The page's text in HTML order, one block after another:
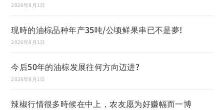
2026年8月1日
现時的油棕品种年产35吨/公顷鲜果串已不是夢!
2026年8月1日
今后50年的油棕发展往何方向迈进?
2026年8月1日
辣椒行情很多時候在中上，农友愿为好赚幅而一博